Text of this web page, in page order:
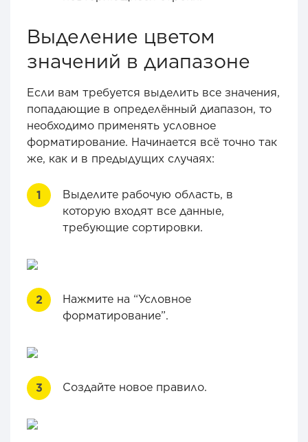
Выделение цветом
значений в диапазоне
Если вам требуется выделить все значения,
попадающие в определённый диапазон, то
необходимо применять условное
форматирование. Начинается всё точно так
же, как и в предыдущих случаях:
Выделите рабочую область, в
которую входят все данные,
требующие сортировки.
Нажмите на “Условное
форматирование”.
Создайте новое правило.